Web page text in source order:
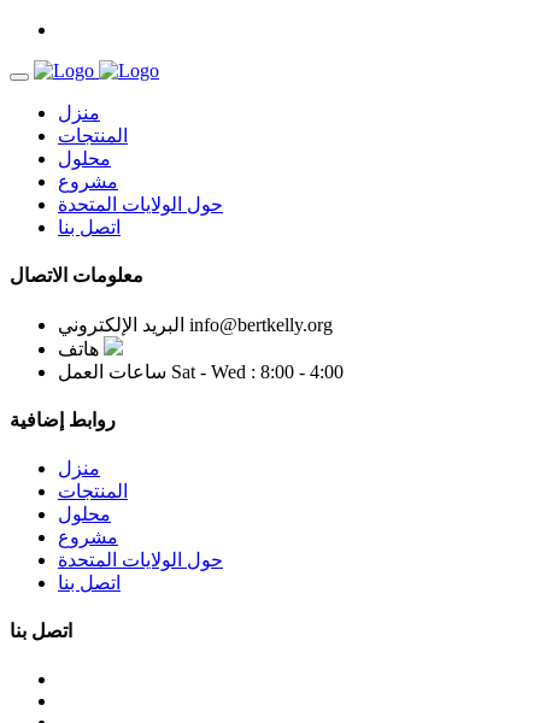
منزل
المنتجات
محلول
مشروع
حول الولايات المتحدة
اتصل بنا
معلومات الاتصال
البريد الإلكتروني info@bertkelly.org
هاتف
ساعات العمل Sat - Wed : 8:00 - 4:00
روابط إضافية
منزل
المنتجات
محلول
مشروع
حول الولايات المتحدة
اتصل بنا
اتصل بنا